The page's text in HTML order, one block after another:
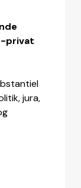
privat
jura,